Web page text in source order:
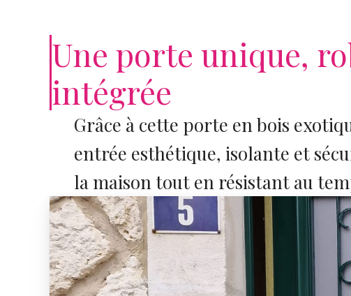
Une porte unique,
intégrée
Grâce à cette porte en bois
entrée esthétique, isolante et
la maison tout en résistant au